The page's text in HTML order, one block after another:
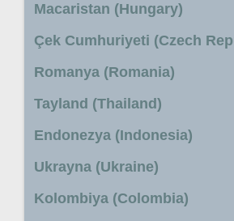
Macaristan (Hungary)
Çek Cumhuriyeti (Czech
Romanya (Romania)
Tayland (Thailand)
Endonezya (Indonesia)
Ukrayna (Ukraine)
Kolombiya (Colombia)